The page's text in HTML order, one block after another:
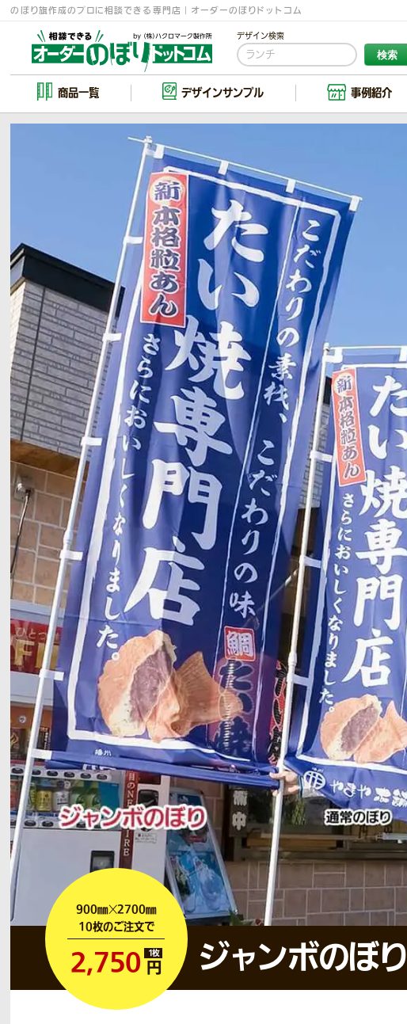
のぼり旗作成のプロに相談できる専門店｜オーダーのぼりドットコム
デザイン検索
検索
商品一覧 デザインサンプル 事例紹介
900㎜×2700㎜
10枚のご注文で
2,750 円 ジャンボのぼり